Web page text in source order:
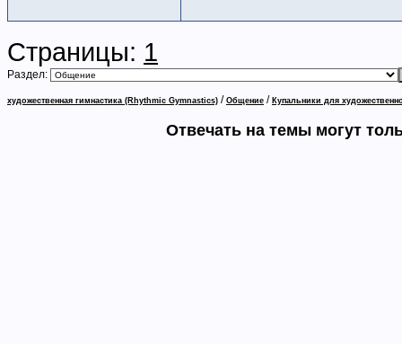
Страницы: 1
Раздел:
художественная гимнастика (Rhythmic Gymnastics) / Общение / Купальники для
Отвечать на темы могут